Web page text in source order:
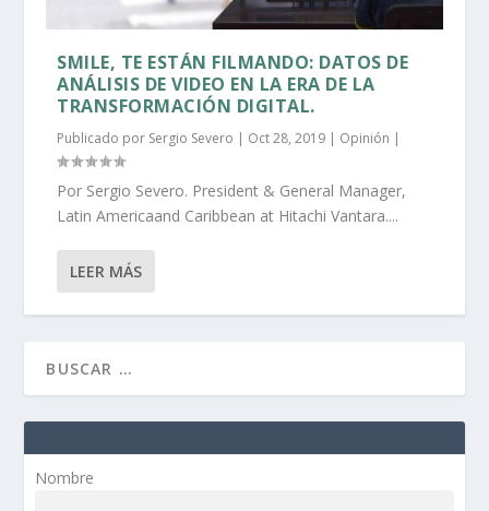
SMILE, TE ESTÁN FILMANDO: DATOS DE
ANÁLISIS DE VIDEO EN LA ERA DE LA
TRANSFORMACIÓN DIGITAL.
Publicado por Sergio Severo | Oct 28, 2019 | Opinión |
Por Sergio Severo. President & General Manager,
Latin Americaand Caribbean at Hitachi Vantara....
LEER MÁS
Nombre